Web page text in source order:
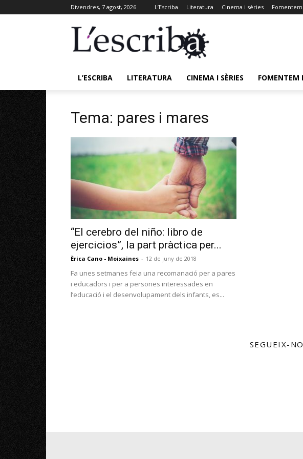
Divendres, 7 agost, 2026 L’Escriba Literatura Cinema i sèries
L’ESCRIBA LITERATURA CINEMA I SÈRIES FOMENTEM
Tema: pares i mares
“El cerebro del niño: libro de
ejercicios”, la part pràctica per...
Èrica Cano - Moixaines - 12 de juny de 2018
Fa unes setmanes feia una recomanació per a pares
i educadors i per a persones interessades en
l’educació i el desenvolupament dels infants, es...
SEGUEIX-